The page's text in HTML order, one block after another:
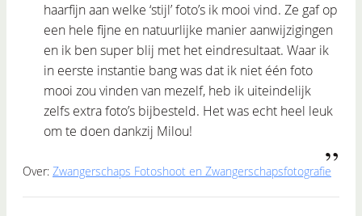
haarfijn aan welke ‘stijl’ foto’s ik mooi vind. Ze gaf op
een hele fijne en natuurlijke manier aanwijzigingen
en ik ben super blij met het eindresultaat. Waar ik
in eerste instantie bang was dat ik niet één foto
mooi zou vinden van mezelf, heb ik uiteindelijk
zelfs extra foto’s bijbesteld. Het was echt heel leuk
om te doen dankzij Milou!
Over: Zwangerschaps Fotoshoot en Zwangerschapsfotografie